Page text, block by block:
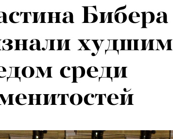
Бибера
худшим
среди